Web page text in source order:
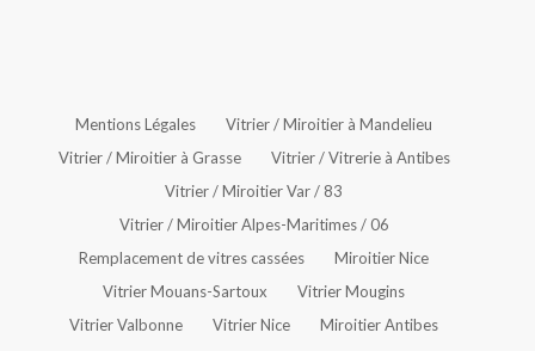
Mentions Légales
Vitrier / Miroitier à Mandelieu
Vitrier / Miroitier à Grasse
Vitrier / Vitrerie à Antibes
Vitrier / Miroitier Var / 83
Vitrier / Miroitier Alpes-Maritimes / 06
Remplacement de vitres cassées
Miroitier Nice
Vitrier Mouans-Sartoux
Vitrier Mougins
Vitrier Valbonne
Vitrier Nice
Miroitier Antibes